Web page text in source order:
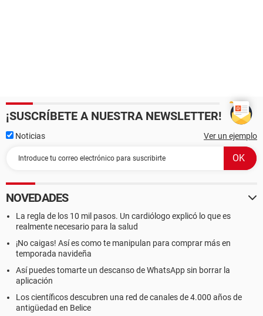
¡SUSCRÍBETE A NUESTRA NEWSLETTER!
Noticias Ver un ejemplo
NOVEDADES
La regla de los 10 mil pasos. Un cardiólogo explicó lo que es
realmente necesario para la salud
¡No caigas! Así es como te manipulan para comprar más en
temporada navideña
Así puedes tomarte un descanso de WhatsApp sin borrar la
aplicación
Los científicos descubren una red de canales de 4.000 años de
antigüedad en Belice